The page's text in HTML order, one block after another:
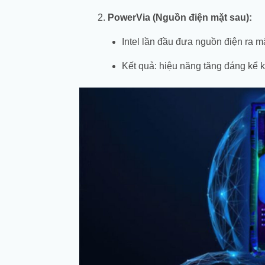
PowerVia (Nguồn điện mặt sau):
Intel lần đầu đưa nguồn điện ra
Kết quả: hiệu năng tăng đáng kể